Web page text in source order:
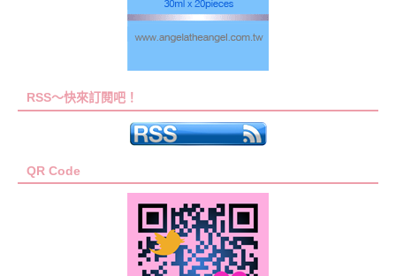
RSS～快來訂閱吧！
QR Code